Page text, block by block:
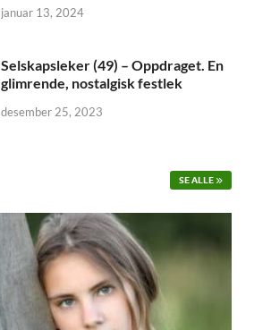
januar 13, 2024
Selskapsleker (49) – Oppdraget. En
glimrende, nostalgisk festlek
desember 25, 2023
SE ALLE